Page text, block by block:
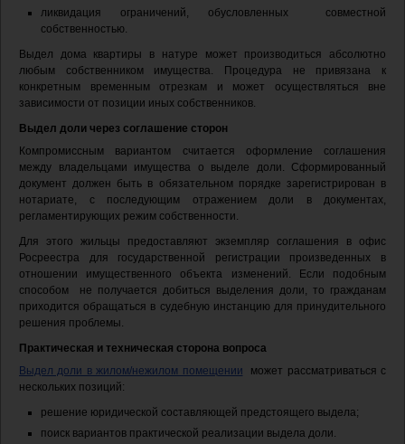
ликвидация ограничений, обусловленных совместной
собственностью.
Выдел дома квартиры в натуре может производиться абсолютно
любым собственником имущества. Процедура не привязана к
конкретным временным отрезкам и может осуществляться вне
зависимости от позиции иных собственников.
Выдел доли через соглашение сторон
Компромиссным вариантом считается оформление соглашения
между владельцами имущества о выделе доли. Сформированный
документ должен быть в обязательном порядке зарегистрирован в
нотариате, с последующим отражением доли в документах,
регламентирующих режим собственности.
Для этого жильцы предоставляют экземпляр соглашения в офис
Росреестра для государственной регистрации произведенных в
отношении имущественного объекта изменений. Если подобным
способом не получается добиться выделения доли, то гражданам
приходится обращаться в судебную инстанцию для принудительного
решения проблемы.
Практическая и техническая сторона вопроса
Выдел доли в жилом/нежилом помещении может рассматриваться с
нескольких позиций:
решение юридической составляющей предстоящего выдела;
поиск вариантов практической реализации выдела доли.